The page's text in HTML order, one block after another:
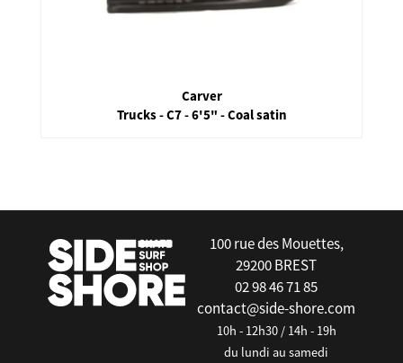
Carver
Trucks - C7 - 6'5" - Coal satin
100 rue des Mouettes,
29200 BREST
02 98 46 71 85
contact@side-shore.com
10h - 12h30 / 14h - 19h
du lundi au samedi